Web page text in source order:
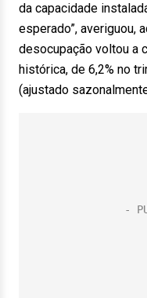
da capacidade
esperado”, averiguou,
desocupação voltou a
histórica, de 6,2% no
(ajustado